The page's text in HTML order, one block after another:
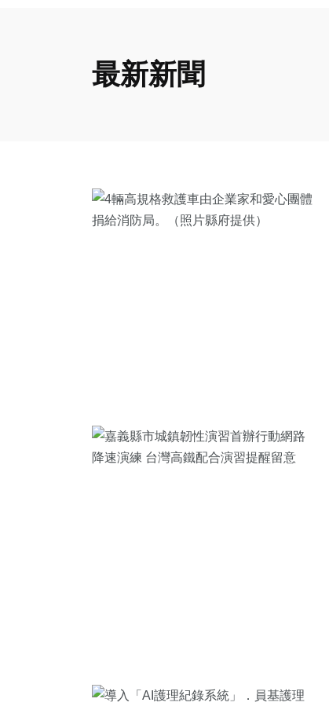
最新新聞